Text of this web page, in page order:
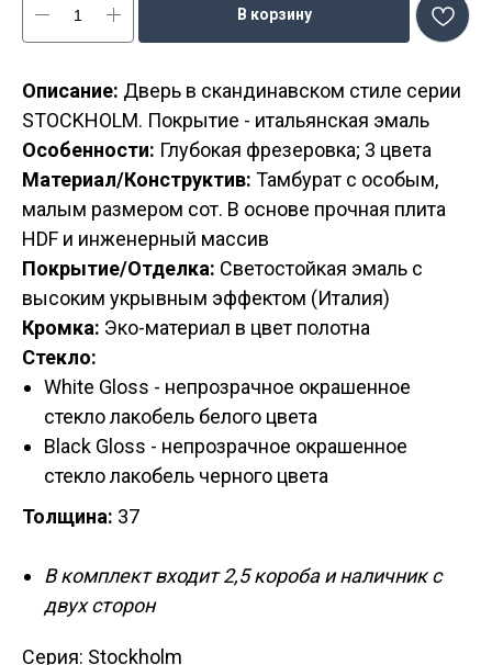
В корзину
Описание: Дверь в скандинавском стиле серии
STOCKHOLM. Покрытие - итальянская эмаль
Особенности: Глубокая фрезеровка; 3 цвета
Материал/Конструктив: Тамбурат с особым,
малым размером сот. В основе прочная плита
HDF и инженерный массив
Покрытие/Отделка: Светостойкая эмаль с
высоким укрывным эффектом (Италия)
Кромка: Эко-материал в цвет полотна
Стекло:
White Gloss - непрозрачное окрашенное
стекло лакобель белого цвета
Black Gloss - непрозрачное окрашенное
стекло лакобель черного цвета
Толщина: 37
В комплект входит 2,5 короба и наличник с
двух сторон
Серия: Stockholm